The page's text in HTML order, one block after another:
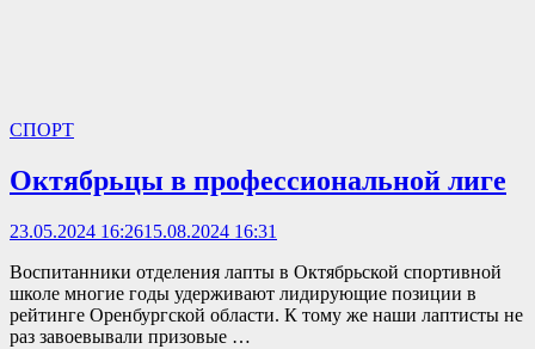
СПОРТ
Октябрьцы в профессиональной лиге
23.05.2024 16:2615.08.2024 16:31
Воспитанники отделения лапты в Октябрьской спортивной
школе многие годы удерживают лидирующие позиции в
рейтинге Оренбургской области. К тому же наши лаптисты не
раз завоевывали призовые …